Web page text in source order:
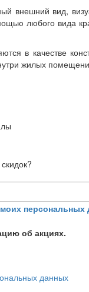
внешний вид,
любого вида
в качестве
жилых
персональных
об акциях.
данных